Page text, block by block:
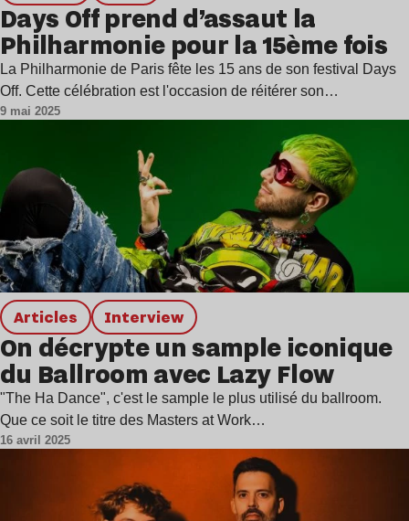
Days Off prend d’assaut la
Philharmonie pour la 15ème fois
La Philharmonie de Paris fête les 15 ans de son festival Days
Off. Cette célébration est l'occasion de réitérer son…
9 mai 2025
Articles interview
On décrypte un sample iconique
du Ballroom avec Lazy Flow
"The Ha Dance", c'est le sample le plus utilisé du ballroom.
Que ce soit le titre des Masters at Work…
16 avril 2025